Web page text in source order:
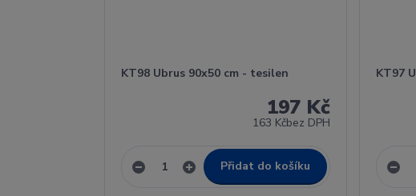
KT98 Ubrus 90x50 cm - tesilen
197 Kč
163 Kčbez DPH
Přidat do košíku
KT97